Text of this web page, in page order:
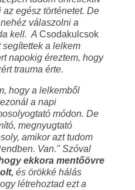
egész történetet. De
válaszolni a
kell. A Csodakulcsok
a lelkem
napokig éreztem, hogy
trauma érte.
hogy a lelkemből
a napi
módon. De
megnyugtató
amikor azt tudom
Van." Szóval
ekkora mentőövre
és örökké hálás
létrehoztad ezt a